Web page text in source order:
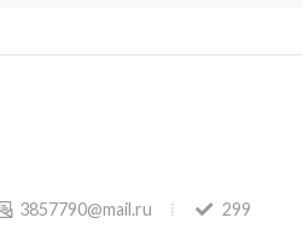
3857790@mail.ru 299